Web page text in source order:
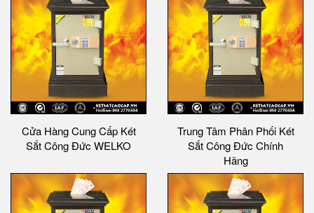
Cửa Hàng Cung Cấp Két
Sắt Công Đức WELKO
Trung Tâm Phân Phối Két
Sắt Công Đức Chính
Hãng